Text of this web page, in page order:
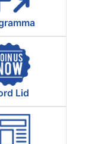
Lid